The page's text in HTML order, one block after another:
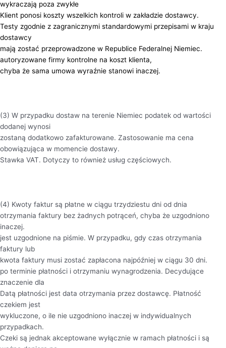
wykraczają poza zwykłe
Klient ponosi koszty wszelkich kontroli w zakładzie dostawcy.
Testy zgodnie z zagranicznymi standardowymi przepisami w kraju
dostawcy
mają zostać przeprowadzone w Republice Federalnej Niemiec.
autoryzowane firmy kontrolne na koszt klienta,
chyba że sama umowa wyraźnie stanowi inaczej.
(3) W przypadku dostaw na terenie Niemiec podatek od wartości
dodanej wynosi
zostaną dodatkowo zafakturowane. Zastosowanie ma cena
obowiązująca w momencie dostawy.
Stawka VAT. Dotyczy to również usług częściowych.
(4) Kwoty faktur są płatne w ciągu trzydziestu dni od dnia
otrzymania faktury bez żadnych potrąceń, chyba że uzgodniono
inaczej.
jest uzgodnione na piśmie. W przypadku, gdy czas otrzymania
faktury lub
kwota faktury musi zostać zapłacona najpóźniej w ciągu 30 dni.
po terminie płatności i otrzymaniu wynagrodzenia. Decydujące
znaczenie dla
Datą płatności jest data otrzymania przez dostawcę. Płatność
czekiem jest
wykluczone, o ile nie uzgodniono inaczej w indywidualnych
przypadkach.
Czeki są jednak akceptowane wyłącznie w ramach płatności i są